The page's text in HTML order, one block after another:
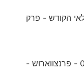
06:00 - עד גיל 18: ישראל - סרביה 07:30 - פרנצווארוש -